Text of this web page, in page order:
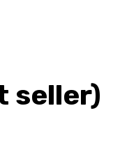
seller)